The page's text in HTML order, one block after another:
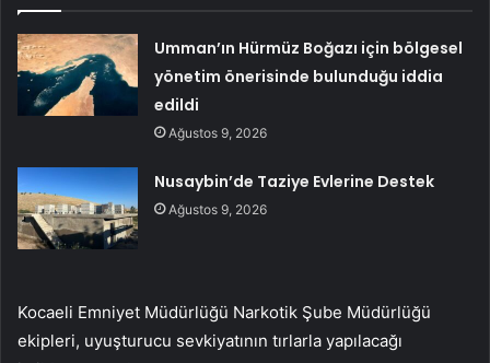
Umman’ın Hürmüz Boğazı için bölgesel
yönetim önerisinde bulunduğu iddia
edildi
Ağustos 9, 2026
Nusaybin’de Taziye Evlerine Destek
Ağustos 9, 2026
Kocaeli Emniyet Müdürlüğü Narkotik Şube Müdürlüğü
ekipleri, uyuşturucu sevkiyatının tırlarla yapılacağı